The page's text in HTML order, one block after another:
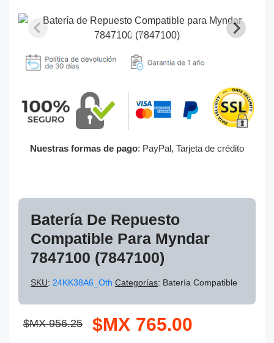
Nuestras formas de pago: PayPal, Tarjeta de crédito
Batería De Repuesto
Compatible Para Myndar
7847100 (7847100)
SKU: 24KK38A6_Oth Categorías: Batería Compatible
$MX 956.25 $MX 765.00